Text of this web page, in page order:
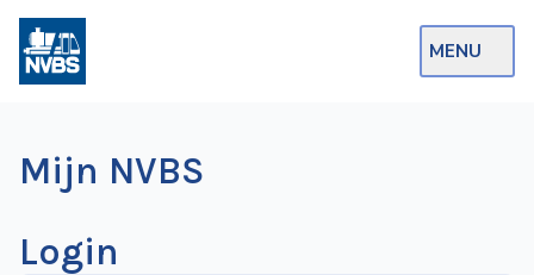
MENU
Op de Rails
NVBS Actueel
Mijn NVBS
Login